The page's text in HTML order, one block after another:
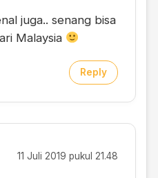
juga.. senang bisa
Malaysia
Reply
11 Juli 2019 pukul 21.48